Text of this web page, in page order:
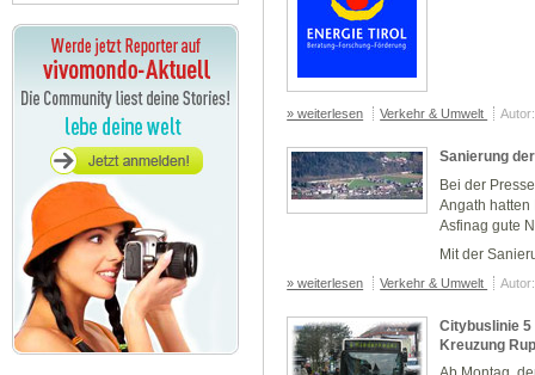
» weiterlesen Verkehr & Umwelt
Sanierung
Bei der
Angath hatten
Asfinag gute
Mit der
» weiterlesen Verkehr & Umwelt
Citybuslinie 5
Kreuzung